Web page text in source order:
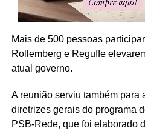
Mais de 500 pessoas
Rollemberg e Reguffe
atual governo.
A reunião serviu também para
diretrizes gerais do programa
PSB-Rede, que foi elaborado